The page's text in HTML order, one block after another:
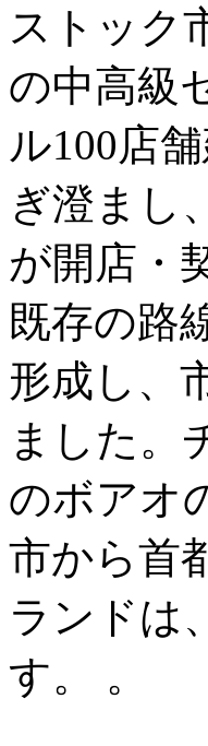
ストック
の中高級
ル100店
ぎ澄まし
が開店・
既存の路
形成し、
ました。
のボアオ
市から首
ランドは
す。 。